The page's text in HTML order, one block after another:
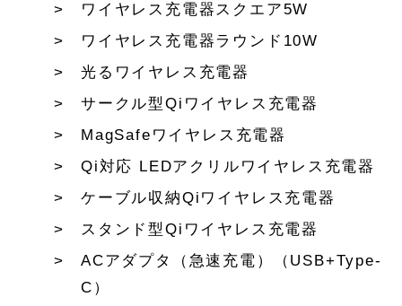
ワイヤレス充電器スクエア5W
ワイヤレス充電器ラウンド10W
光るワイヤレス充電器
サークル型Qiワイヤレス充電器
MagSafeワイヤレス充電器
Qi対応 LEDアクリルワイヤレス充電器
ケーブル収納Qiワイヤレス充電器
スタンド型Qiワイヤレス充電器
ACアダプタ（急速充電）（USB+Type-
C）